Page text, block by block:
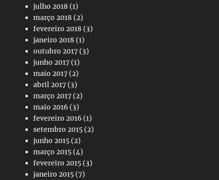
julho 2018 (1)
março 2018 (2)
fevereiro 2018 (3)
janeiro 2018 (1)
outubro 2017 (3)
junho 2017 (1)
maio 2017 (2)
abril 2017 (3)
março 2017 (2)
maio 2016 (3)
fevereiro 2016 (1)
setembro 2015 (2)
junho 2015 (2)
março 2015 (4)
fevereiro 2015 (3)
janeiro 2015 (7)